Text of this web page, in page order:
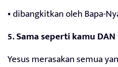
• dibangkitkan oleh Bapa-
5. Sama seperti kamu DAN
Yesus merasakan semua